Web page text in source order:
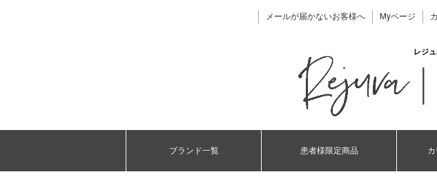
メールが届かないお客様へ Myページ
レジ
ブランド一覧 患者様限定商品